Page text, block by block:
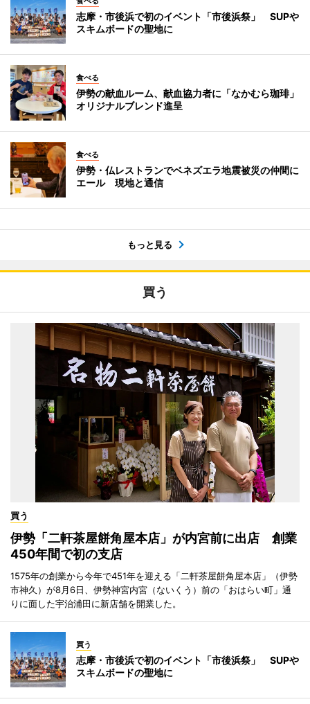
志摩・市後浜で初のイベント「市後浜祭」 SUPや
スキムボードの聖地に
食べる
伊勢の献血ルーム、献血協力者に「なかむら珈琲」
オリジナルブレンド進呈
食べる
伊勢・仏レストランでベネズエラ地震被災の仲間に
エール 現地と通信
もっと見る
買う
買う
伊勢「二軒茶屋餅角屋本店」が内宮前に出店 創業
450年間で初の支店
1575年の創業から今年で451年を迎える「二軒茶屋餅角屋本店」（伊勢
市神久）が8月6日、伊勢神宮内宮（ないくう）前の「おはらい町」通
りに面した宇治浦田に新店舗を開業した。
買う
志摩・市後浜で初のイベント「市後浜祭」 SUPや
スキムボードの聖地に